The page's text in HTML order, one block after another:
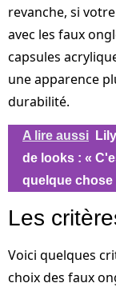
revanche, si
avec les faux
capsules
une apparence
durabilité.
A lire aussi
de looks : «
quelque chose
Les
Voici quelques
choix des faux